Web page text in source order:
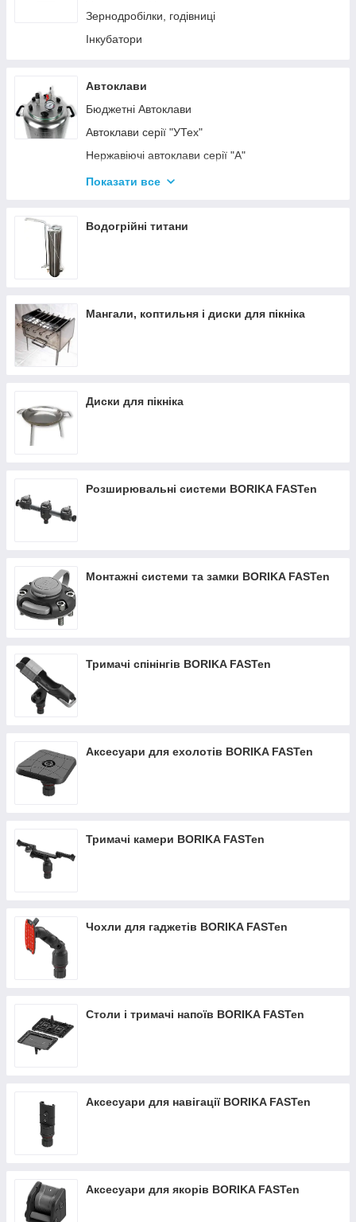
Зернодробілки, годівниці
Інкубатори
Автоклави
Бюджетні Автоклави
Автоклави серії "УТех"
Нержавіючі автоклави серії "А"
Промислові автоклави
Комплектуючі для автоклавів
Показати все
Водогрійні титани
Мангали, коптильня і диски для пікніка
Диски для пікніка
Розширювальні системи BORIKA FASTen
Монтажні системи та замки BORIKA FASTen
Тримачі спінінгів BORIKA FASTen
Аксесуари для ехолотів BORIKA FASTen
Тримачі камери BORIKA FASTen
Чохли для гаджетів BORIKA FASTen
Столи і тримачі напоїв BORIKA FASTen
Аксесуари для навігації BORIKA FASTen
Аксесуари для якорів BORIKA FASTen